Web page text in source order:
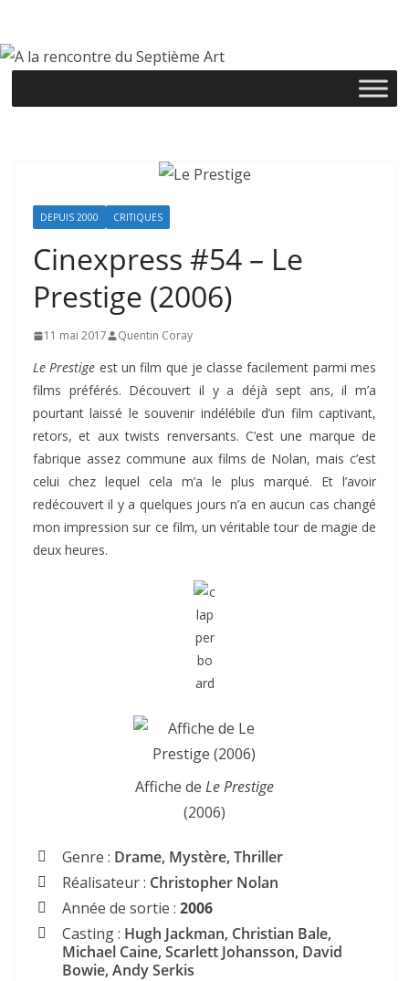
contenu
DEPUIS 2000 CRITIQUES
Cinexpress #54 – Le
Prestige (2006)
11 mai 2017 Quentin Coray
Le Prestige est un film que je classe facilement parmi mes
films préférés. Découvert il y a déjà sept ans, il m’a
pourtant laissé le souvenir indélébile d’un film captivant,
retors, et aux twists renversants. C’est une marque de
fabrique assez commune aux films de Nolan, mais c’est
celui chez lequel cela m’a le plus marqué. Et l’avoir
redécouvert il y a quelques jours n’a en aucun cas changé
mon impression sur ce film, un véritable tour de magie de
deux heures.
Affiche de Le Prestige
(2006)
Genre : Drame, Mystère, Thriller
Réalisateur : Christopher Nolan
Année de sortie : 2006
Casting : Hugh Jackman, Christian Bale,
Michael Caine, Scarlett Johansson, David
Bowie, Andy Serkis